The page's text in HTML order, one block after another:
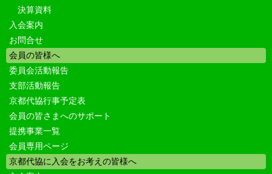
決算資料
入会案内
お問合せ
会員の皆様へ
委員会活動報告
支部活動報告
京都代協行事予定表
会員の皆さまへのサポート
提携事業一覧
会員専用ページ
京都代協に入会をお考えの皆様へ